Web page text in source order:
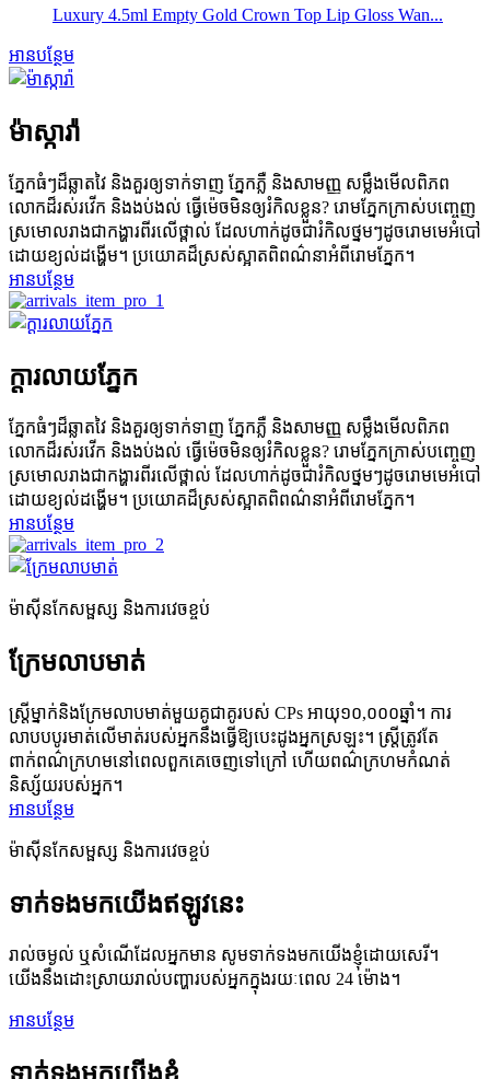
Luxury 4.5ml Empty Gold Crown Top Lip Gloss Wan...
អានបន្ថែម
ម៉ាស្ការ៉ា
ភ្នែកធំៗដ៏ឆ្លាតវៃ និងគួរឲ្យទាក់ទាញ ភ្នែកភ្លឺ និងសាមញ្ញ សម្លឹងមើលពិភព
លោកដ៏រស់រវើក និងងប់ងល់ ធ្វើម៉េចមិនឲ្យរំកិលខ្លួន? រោមភ្នែក​ក្រាស់​បញ្ចេញ​
ស្រមោល​រាង​ជា​កង្ហារ​ពីរ​លើ​ថ្ពាល់ ដែល​ហាក់​ដូច​ជា​រំកិល​ថ្នមៗ​ដូច​រោម​មេអំបៅ​
ដោយ​ខ្យល់​ដង្ហើម។ ប្រយោគដ៏ស្រស់ស្អាតពិពណ៌នាអំពីរោមភ្នែក។
អានបន្ថែម
ក្ដារលាយភ្នែក
ភ្នែកធំៗដ៏ឆ្លាតវៃ និងគួរឲ្យទាក់ទាញ ភ្នែកភ្លឺ និងសាមញ្ញ សម្លឹងមើលពិភព
លោកដ៏រស់រវើក និងងប់ងល់ ធ្វើម៉េចមិនឲ្យរំកិលខ្លួន? រោមភ្នែក​ក្រាស់​បញ្ចេញ​
ស្រមោល​រាង​ជា​កង្ហារ​ពីរ​លើ​ថ្ពាល់ ដែល​ហាក់​ដូច​ជា​រំកិល​ថ្នមៗ​ដូច​រោម​មេអំបៅ​
ដោយ​ខ្យល់​ដង្ហើម។ ប្រយោគដ៏ស្រស់ស្អាតពិពណ៌នាអំពីរោមភ្នែក។
អានបន្ថែម
ម៉ាស៊ីនកែសម្ផស្ស និងការវេចខ្ចប់
ក្រែមលាបមាត់
ស្ត្រី​ម្នាក់​និង​ក្រែម​លាបមាត់​មួយ​គូ​ជា​គូ​របស់ CPs អាយុ​១០,០០០​ឆ្នាំ។ ការ​
លាប​បបូរមាត់​លើ​មាត់​របស់​អ្នក​នឹង​ធ្វើ​ឱ្យ​បេះដូង​អ្នក​ស្រឡះ។ ស្ត្រីត្រូវតែ
ពាក់ពណ៌ក្រហមនៅពេលពួកគេចេញទៅក្រៅ ហើយពណ៌ក្រហមកំណត់
និស្ស័យរបស់អ្នក។
អានបន្ថែម
ម៉ាស៊ីនកែសម្ផស្ស និងការវេចខ្ចប់
ទាក់ទងមកយើងឥឡូវនេះ
រាល់ចម្ងល់ ឬសំណើដែលអ្នកមាន សូមទាក់ទងមកយើងខ្ញុំដោយសេរី។
យើងនឹងដោះស្រាយរាល់បញ្ហារបស់អ្នកក្នុងរយៈពេល 24 ម៉ោង។
អានបន្ថែម
ទាក់ទងមកយើងខ្ញុំ